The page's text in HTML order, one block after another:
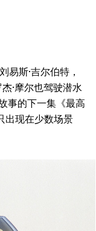
斯·吉尔伯特，
·摩尔也驾驶潜水
事的下一集《最高
出现在少数场景